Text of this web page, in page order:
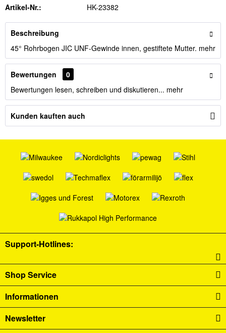
Artikel-Nr.: HK-23382
Beschreibung
45° Rohrbogen JIC UNF-Gewinde innen, gestiftete Mutter. mehr
Bewertungen
0
Bewertungen lesen, schreiben und diskutieren... mehr
Kunden kauften auch
Support-Hotlines:
Shop Service
Informationen
Newsletter